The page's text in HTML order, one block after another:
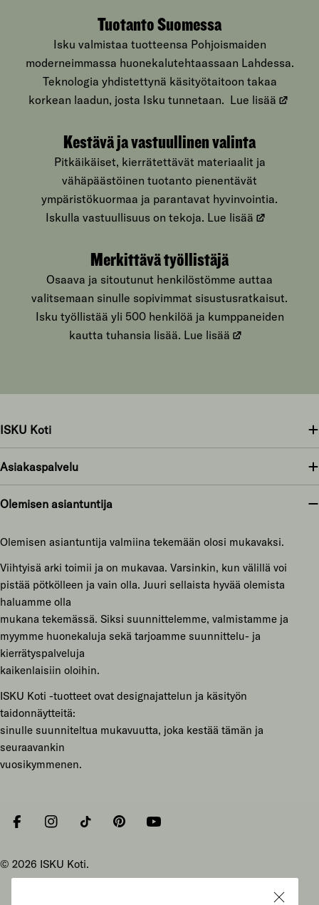
Tuotanto Suomessa
Isku valmistaa tuotteensa Pohjoismaiden
moderneimmassa huonekalutehtaassaan Lahdessa.
Teknologia yhdistettynä käsityötaitoon takaa
korkean laadun, josta Isku tunnetaan. Lue lisää
Kestävä ja vastuullinen valinta
Pitkäikäiset, kierrätettävät materiaalit ja
vähäpäästöinen tuotanto pienentävät
ympäristökuormaa ja parantavat hyvinvointia.
Iskulla vastuullisuus on tekoja. Lue lisää
Merkittävä työllistäjä
Osaava ja sitoutunut henkilöstömme auttaa
valitsemaan sinulle sopivimmat sisustusratkaisut.
Isku työllistää yli 500 henkilöä ja kumppaneiden
kautta tuhansia lisää. Lue lisää
ISKU Koti
Asiakaspalvelu
Olemisen asiantuntija
Olemisen asiantuntija valmiina tekemään olosi mukavaksi.
Viihtyisä arki toimii ja on mukavaa. Varsinkin, kun välillä voi
pistää pötkölleen ja vain olla. Juuri sellaista hyvää olemista
haluamme olla
mukana tekemässä. Siksi suunnittelemme, valmistamme ja
myymme huonekaluja sekä tarjoamme suunnittelu- ja
kierrätyspalveluja
kaikenlaisiin oloihin.
ISKU Koti -tuotteet ovat designajattelun ja käsityön
taidonnäytteitä:
sinulle suunniteltua mukavuutta, joka kestää tämän ja
seuraavankin
vuosikymmenen.
FacebookInstagramTiktok PinterestYouTube
© 2026 ISKU Koti.